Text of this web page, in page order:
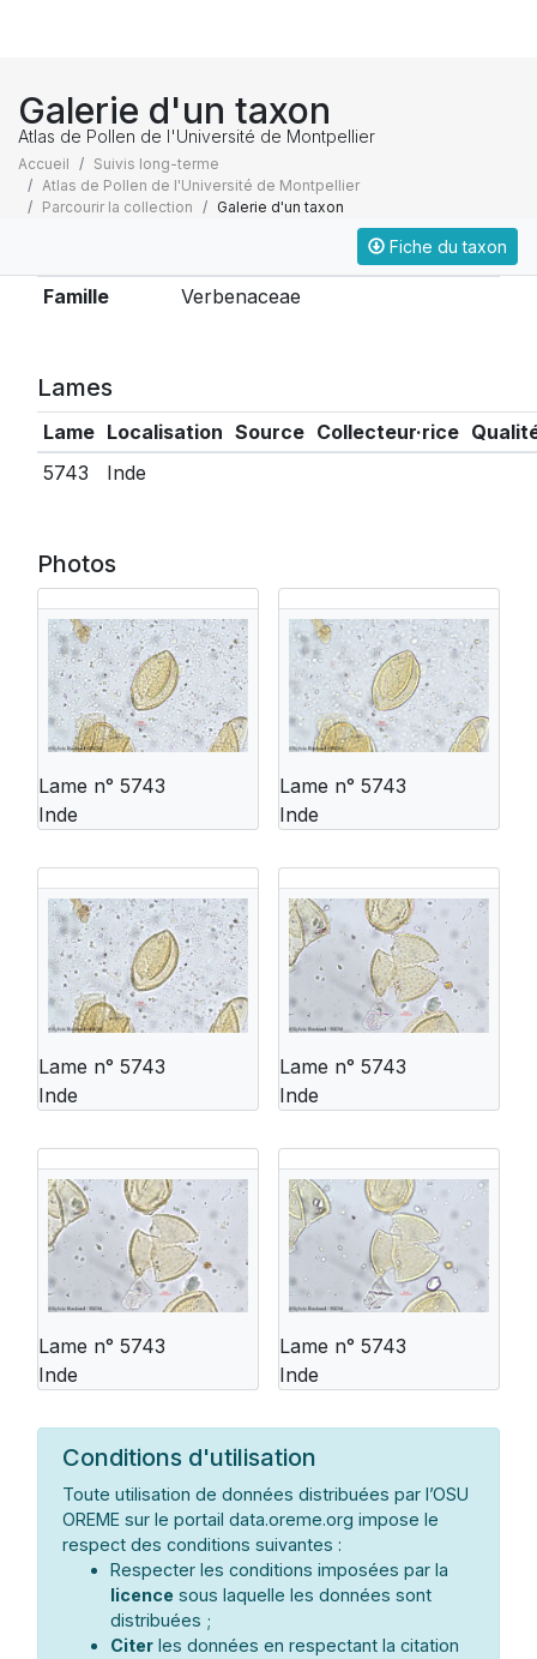
Galerie d'un taxon
Atlas de Pollen de l'Université de Montpellier
Accueil
Suivis long-terme
Atlas de Pollen de l'Université de Montpellier
Parcourir la collection
Galerie d'un taxon
Fiche du taxon
Famille Verbenaceae
Lames
Lame Localisation Source Collecteur·rice
5743
Inde
Photos
Lame n° 5743
Inde
Lame n° 5743
Inde
Lame n° 5743
Inde
Lame n° 5743
Inde
Lame n° 5743
Inde
Lame n° 5743
Inde
Conditions d'utilisation
Toute utilisation de données distribuées par l’OSU
OREME sur le portail data.oreme.org impose le
respect des conditions suivantes :
Respecter les conditions imposées par la
licence sous laquelle les données sont
distribuées ;
Citer les données en respectant la citation